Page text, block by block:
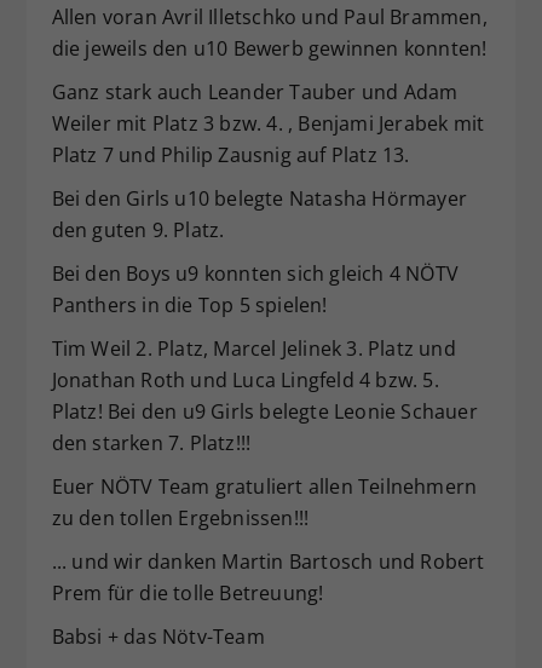
Allen voran Avril Illetschko und Paul Brammen,
die jeweils den u10 Bewerb gewinnen konnten!
Ganz stark auch Leander Tauber und Adam
Weiler mit Platz 3 bzw. 4. , Benjami Jerabek mit
Platz 7 und Philip Zausnig auf Platz 13.
Bei den Girls u10 belegte Natasha Hörmayer
den guten 9. Platz.
Bei den Boys u9 konnten sich gleich 4 NÖTV
Panthers in die Top 5 spielen!
Tim Weil 2. Platz, Marcel Jelinek 3. Platz und
Jonathan Roth und Luca Lingfeld 4 bzw. 5.
Platz! Bei den u9 Girls belegte Leonie Schauer
den starken 7. Platz!!!
Euer NÖTV Team gratuliert allen Teilnehmern
zu den tollen Ergebnissen!!!
... und wir danken Martin Bartosch und Robert
Prem für die tolle Betreuung!
Babsi + das Nötv-Team
Dieser Wert speichert Ihre Consent-
Einstellungen. Unter anderem eine
zufällig generierte ID, für die
vorgenommen Einstellungen, falls der
Webseiten-Betreiber dies eingestellt
hat.